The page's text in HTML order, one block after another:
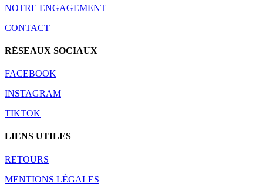
NOTRE ENGAGEMENT
CONTACT
RÉSEAUX SOCIAUX
FACEBOOK
INSTAGRAM
TIKTOK
LIENS UTILES
RETOURS
MENTIONS LÉGALES